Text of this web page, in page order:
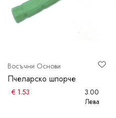
Восъчни Основи
Пчеларско шпорче
€ 1.53
3.00
Лева